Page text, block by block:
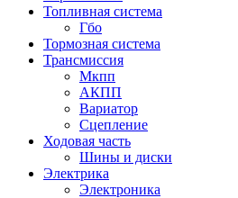
Топливная система
Гбо
Тормозная система
Трансмиссия
Мкпп
АКПП
Вариатор
Сцепление
Ходовая часть
Шины и диски
Электрика
Электроника